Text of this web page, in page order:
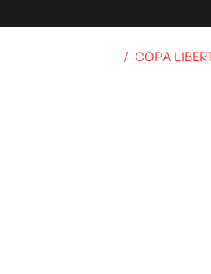
/ COPA